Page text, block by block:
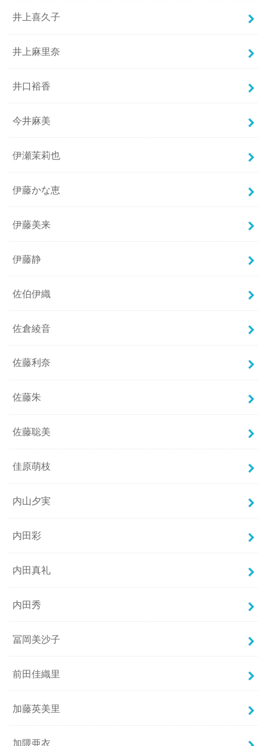
井上喜久子
井上麻里奈
井口裕香
今井麻美
伊瀬茉莉也
伊藤かな恵
伊藤美来
伊藤静
佐伯伊織
佐倉綾音
佐藤利奈
佐藤朱
佐藤聡美
佳原萌枝
内山夕実
内田彩
内田真礼
内田秀
冨岡美沙子
前田佳織里
加藤英美里
加隈亜衣